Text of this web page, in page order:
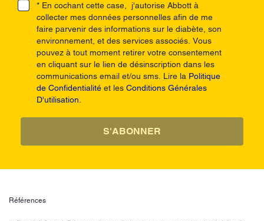
* En cochant cette case, j'autorise Abbott à
collecter mes données personnelles afin de me
faire parvenir des informations sur le diabète, son
environnement, et des services associés. Vous
pouvez à tout moment retirer votre consentement
en cliquant sur le lien de désinscription dans les
communications email et/ou sms. Lire la Politique
de Confidentialité et les Conditions Générales
D'utilisation.
S'ABONNER
Références